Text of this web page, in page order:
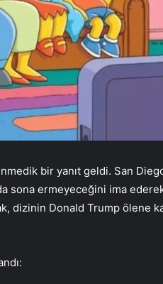
bir yanıt geldi. San
sona ermeyeceğini ima
dizinin Donald Trump ölene